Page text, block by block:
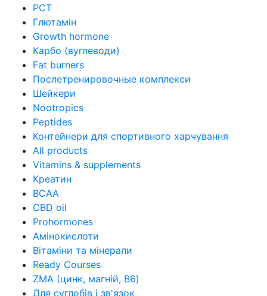
PCT
Глютамін
Growth hormone
Карбо (вуглеводи)
Fat burners
Послетренировочные комплекси
Шейкери
Nootropics
Peptides
Контейнери для спортивного харчування
All products
Vitamins & supplements
Креатин
BCAA
CBD oil
Prohormones
Амінокислоти
Вітаміни та мінерали
Ready Courses
ZMA (цинк, магній, В6)
Для суглобів і зв'язок